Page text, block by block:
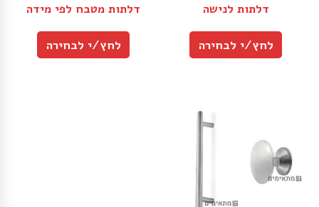
דלתות לנישה
לחץ/י לבחירה
דלתות מטבח לפי מידה
לחץ/י לבחירה